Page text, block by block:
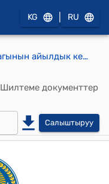
KG RU
Биримдик айыл аймагынын айылдык кеңешинин 2026-жылдын 21-январындагы № 4 "Б.Бапиев атындагы спорт залын долбоорго сунуштоо жөнүндө" токтому
Шилтеме документтер
Салыштыруу